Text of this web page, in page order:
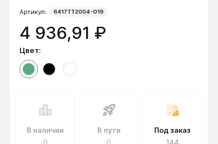
Артикул: 6417TT2004-O19
4 936,91 ₽
Цвет:
В наличии
0
В пути
0
Под заказ
144